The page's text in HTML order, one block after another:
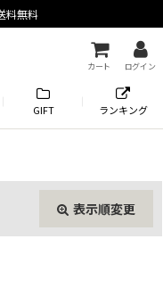
カート ログイン
GIFT ランキング
表示順変更